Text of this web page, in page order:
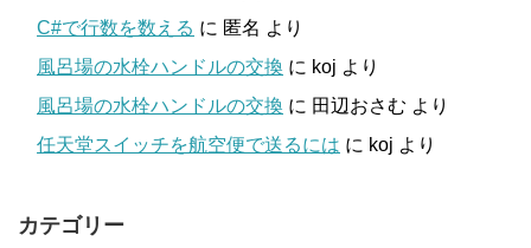
C#で行数を数える に 匿名 より
風呂場の水栓ハンドルの交換 に koj より
風呂場の水栓ハンドルの交換 に 田辺おさむ より
任天堂スイッチを航空便で送るには に koj より
カテゴリー